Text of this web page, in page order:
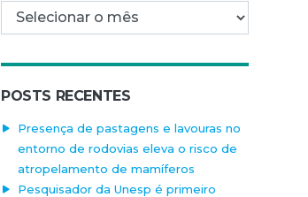
Arquivo mensal
POSTS RECENTES
Presença de pastagens e lavouras no
entorno de rodovias eleva o risco de
atropelamento de mamíferos
Pesquisador da Unesp é primeiro